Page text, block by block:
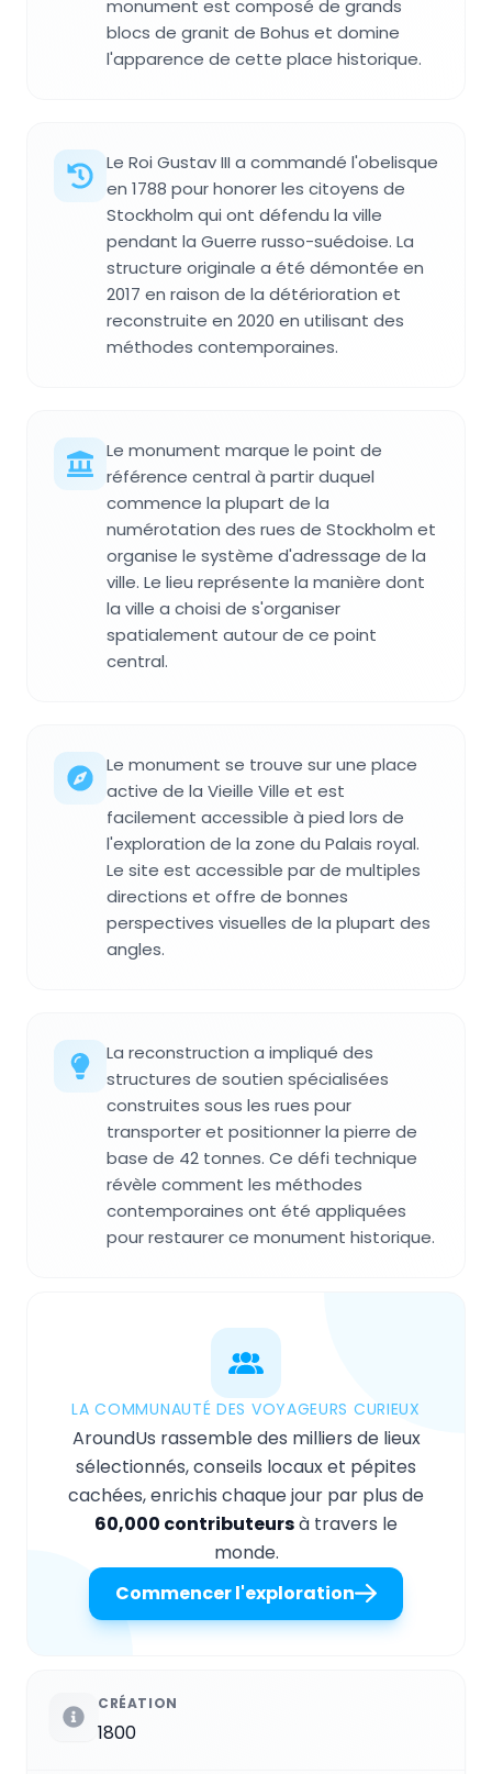
monument est composé de grands
blocs de granit de Bohus et domine
l'apparence de cette place historique.
Le Roi Gustav III a commandé l'obelisque
en 1788 pour honorer les citoyens de
Stockholm qui ont défendu la ville
pendant la Guerre russo-suédoise. La
structure originale a été démontée en
2017 en raison de la détérioration et
reconstruite en 2020 en utilisant des
méthodes contemporaines.
Le monument marque le point de
référence central à partir duquel
commence la plupart de la
numérotation des rues de Stockholm et
organise le système d'adressage de la
ville. Le lieu représente la manière dont
la ville a choisi de s'organiser
spatialement autour de ce point
central.
Le monument se trouve sur une place
active de la Vieille Ville et est
facilement accessible à pied lors de
l'exploration de la zone du Palais royal.
Le site est accessible par de multiples
directions et offre de bonnes
perspectives visuelles de la plupart des
angles.
La reconstruction a impliqué des
structures de soutien spécialisées
construites sous les rues pour
transporter et positionner la pierre de
base de 42 tonnes. Ce défi technique
révèle comment les méthodes
contemporaines ont été appliquées
pour restaurer ce monument historique.
LA COMMUNAUTÉ DES VOYAGEURS CURIEUX
AroundUs rassemble des milliers de lieux
sélectionnés, conseils locaux et pépites
cachées, enrichis chaque jour par plus de
60,000 contributeursà travers le
monde.
Commencer l'exploration
CRÉATION
1800